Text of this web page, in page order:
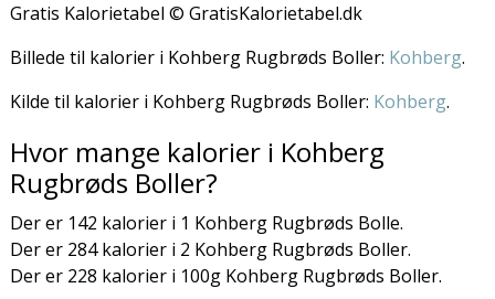
Gratis Kalorietabel © GratisKalorietabel.dk
Billede til kalorier i Kohberg Rugbrøds Boller: Kohberg.
Kilde til kalorier i Kohberg Rugbrøds Boller: Kohberg.
Hvor mange kalorier i Kohberg
Rugbrøds Boller?
Der er 142 kalorier i 1 Kohberg Rugbrøds Bolle.
Der er 284 kalorier i 2 Kohberg Rugbrøds Boller.
Der er 228 kalorier i 100g Kohberg Rugbrøds Boller.